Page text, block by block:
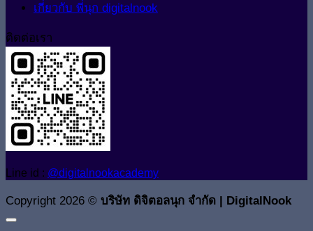
เกี่ยวกับ พี่นุก digitalnook
ติดต่อเรา
Line id : @digitalnookacademy
Copyright 2026 © บริษัท ดิจิตอลนุก จำกัด | DigitalNook